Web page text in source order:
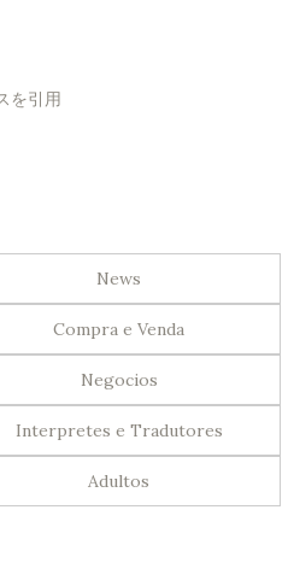
を引用
News
Compra e Venda
Negocios
Interpretes e Tradutores
Adultos